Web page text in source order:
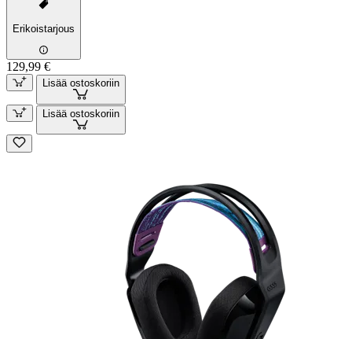
Erikoistarjous
129,99 €
Lisää ostoskoriin
Lisää ostoskoriin